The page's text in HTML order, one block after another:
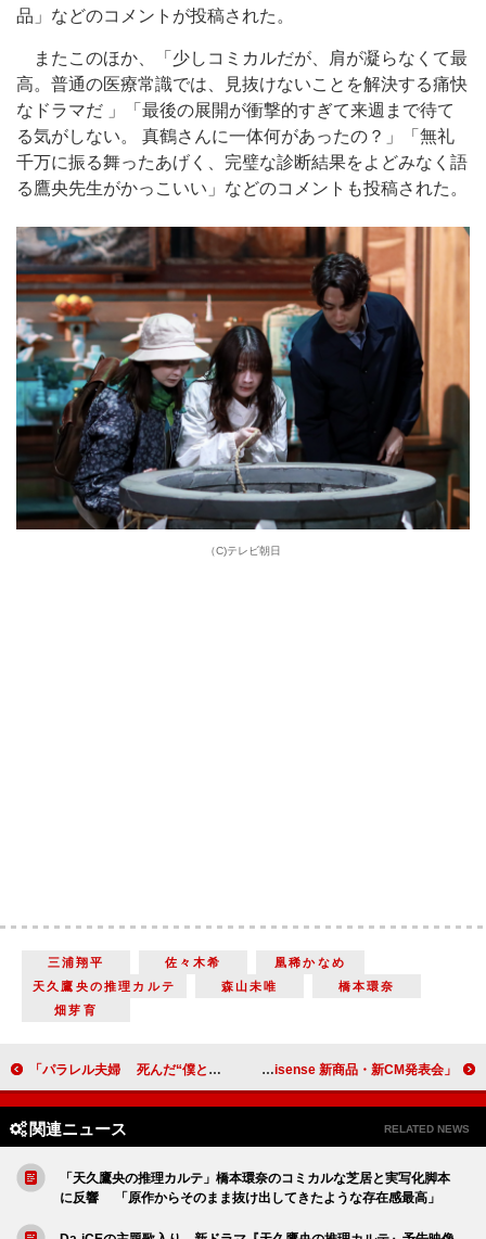
品」などのコメントが投稿された。
またこのほか、「少しコミカルだが、肩が凝らなくて最
高。普通の医療常識では、見抜けないことを解決する痛快
なドラマだ 」「最後の展開が衝撃的すぎて来週まで待て
る気がしない。 真鶴さんに一体何があったの？」「無礼
千万に振る舞ったあげく、完璧な診断結果をよどみなく語
る鷹央先生がかっこいい」などのコメントも投稿された。
（C)テレビ朝日
三浦翔平 佐々木希
凰稀かなめ
天久鷹央の推理カルテ
森山未唯
橋本環奈
畑芽育
「パラレル夫婦 死んだ“僕と妻”の真実」「四十九日がミックスの期限なのか」「それぞれの世界で犯人が別の人物という可能性もある」 横浜流星「格闘技だけが自分をオフにしてくれる瞬間」「Hisense 新商品・新CM発表会」
関連ニュース RELATED NEWS
「天久鷹央の推理カルテ」橋本環奈のコミカルな芝居と実写化脚本
に反響 「原作からそのまま抜け出してきたような存在感最高」